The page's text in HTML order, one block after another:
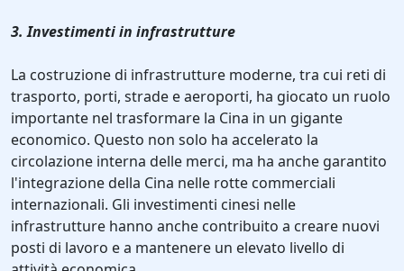
3. Investimenti in infrastrutture
La costruzione di infrastrutture moderne, tra cui reti di
trasporto, porti, strade e aeroporti, ha giocato un ruolo
importante nel trasformare la Cina in un gigante
economico. Questo non solo ha accelerato la
circolazione interna delle merci, ma ha anche garantito
l'integrazione della Cina nelle rotte commerciali
internazionali. Gli investimenti cinesi nelle
infrastrutture hanno anche contribuito a creare nuovi
posti di lavoro e a mantenere un elevato livello di